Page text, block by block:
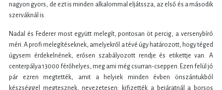
nagyon gyors, de ezt is minden alkalommal eljátssza, az első és a második
szerváknál is.
Nadal és Federer most együtt melegít, pontosan öt percig, a versenybíró
méri. A profi melegítéseknek, amelyekről a tévé úgy határozott, hogy téged
úgysem érdekelnének, erősen szabályozott rendje és etikettje van. A
centerpálya 13000 férőhelyes, meg ami még csurran-cseppen. Ezen felül jó
pár ezren megtették, amit a helyiek minden évben önszántukból
készséggel megtesznek, nevezetesen: kifizették a bejáratnál a borsos